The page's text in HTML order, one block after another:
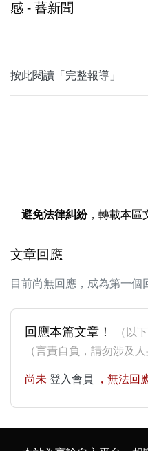
感 - 蕃新聞
按此閱讀「完整報導」
避免法律糾紛，轉載本區
文章回應
目前尚無回應，成為第一個
回應本篇文章！
（以
（言責自負，請勿涉及
尚未 登入會員 ，無法回